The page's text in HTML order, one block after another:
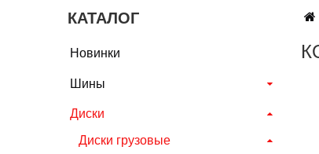
КАТАЛОГ
Новинки
Шины
Диски
Диски грузовые